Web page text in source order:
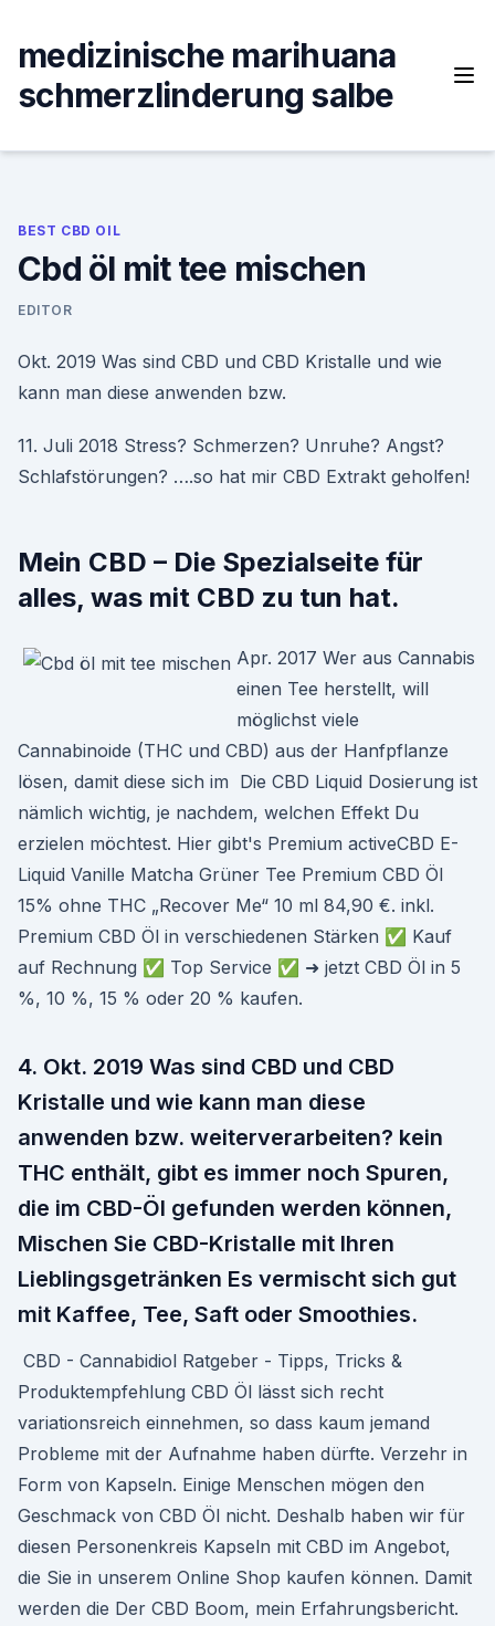
content
medizinische marihuana
schmerzlinderung salbe
BEST CBD OIL
Cbd öl mit tee mischen
EDITOR
Okt. 2019 Was sind CBD und CBD Kristalle und wie
kann man diese anwenden bzw.
11. Juli 2018 Stress? Schmerzen? Unruhe? Angst?
Schlafstörungen? ….so hat mir CBD Extrakt geholfen!
Mein CBD – Die Spezialseite für
alles, was mit CBD zu tun hat.
Apr. 2017 Wer aus Cannabis
einen Tee herstellt, will
möglichst viele
Cannabinoide (THC und CBD) aus der Hanfpflanze
lösen, damit diese sich im Die CBD Liquid Dosierung ist
nämlich wichtig, je nachdem, welchen Effekt Du
erzielen möchtest. Hier gibt's Premium activeCBD E-
Liquid Vanille Matcha Grüner Tee Premium CBD Öl
15% ohne THC „Recover Me“ 10 ml 84,90 €. inkl.
Premium CBD Öl in verschiedenen Stärken ✅ Kauf
auf Rechnung ✅ Top Service ✅ ➜ jetzt CBD Öl in 5
%, 10 %, 15 % oder 20 % kaufen.
4. Okt. 2019 Was sind CBD und CBD
Kristalle und wie kann man diese
anwenden bzw. weiterverarbeiten? kein
THC enthält, gibt es immer noch Spuren,
die im CBD-Öl gefunden werden können,
Mischen Sie CBD-Kristalle mit Ihren
Lieblingsgetränken Es vermischt sich gut
mit Kaffee, Tee, Saft oder Smoothies.
️ CBD - Cannabidiol Ratgeber - Tipps, Tricks &
Produktempfehlung CBD Öl lässt sich recht
variationsreich einnehmen, so dass kaum jemand
Probleme mit der Aufnahme haben dürfte. Verzehr in
Form von Kapseln. Einige Menschen mögen den
Geschmack von CBD Öl nicht. Deshalb haben wir für
diesen Personenkreis Kapseln mit CBD im Angebot,
die Sie in unserem Online Shop kaufen können. Damit
werden die Der CBD Boom, mein Erfahrungsbericht.